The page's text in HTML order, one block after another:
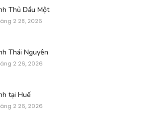
Thủ Dầu Một
2 28, 2026
Thái Nguyên
2 26, 2026
tại Huế
2 26, 2026